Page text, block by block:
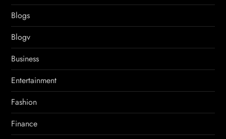
Blogs
Blogv
Business
Entertainment
Fashion
Finance